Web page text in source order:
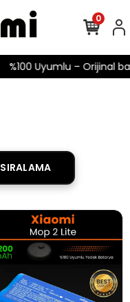
%100 Uyumlu – Orijinal
0
SIRALAMA